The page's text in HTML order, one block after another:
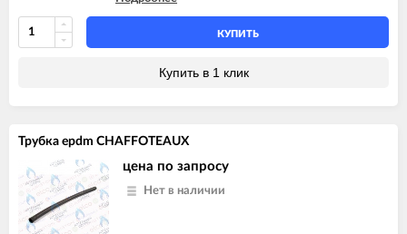
CHAFFOTEAUX TALIA 30 FF
CHAFFOTEAUX TALIA 35 FF
CHAFFOTEAUX TALIA SYSTEM 15 CF
CHAFFOTEAUX TALIA SYSTEM 25 CF
CHAFFOTEAUX PIGMA ULTRA SYSTEM 35 FF
КУПИТЬ
Купить в 1 клик
Трубка epdm CHAFFOTEAUX
цена по запросу
Нет в наличии